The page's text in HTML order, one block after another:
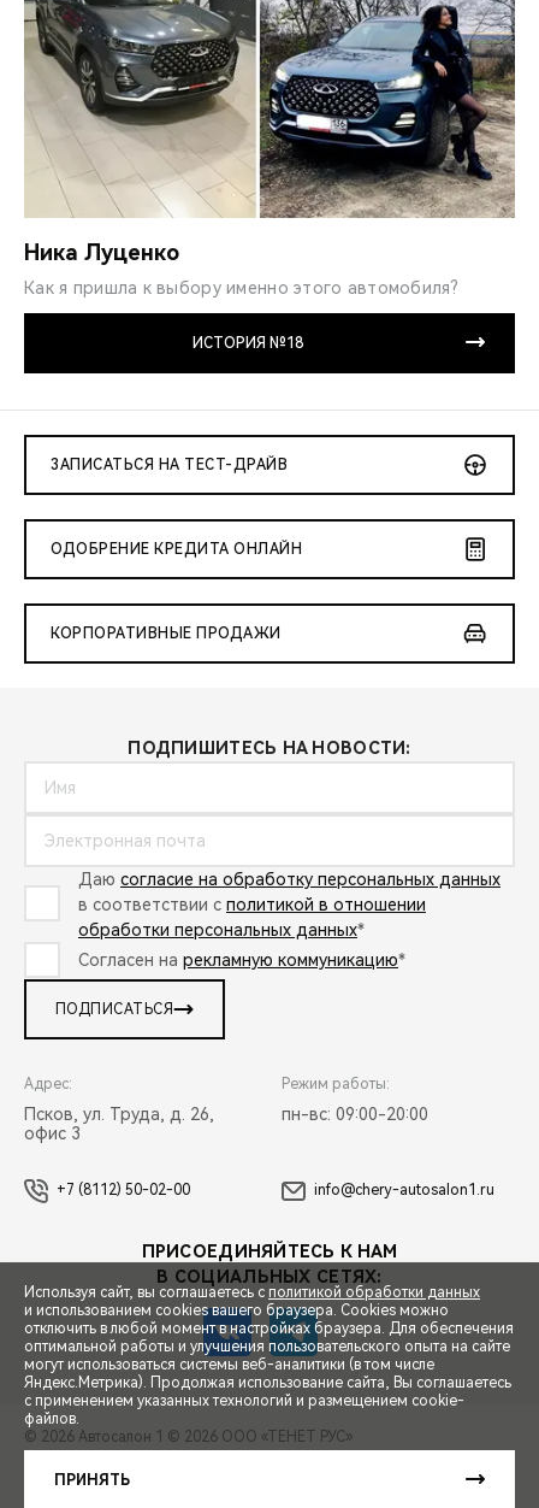
СПЕЦПРЕДЛОЖЕНИЯ
ЗАПИСЬ НА ТЕСТ-ДРАЙВ
Ника Луценко
Как я пришла к выбору именно этого автомобиля?
ИСТОРИЯ №18
ЗАПИСАТЬСЯ НА ТЕСТ-ДРАЙВ
ОДОБРЕНИЕ КРЕДИТА ОНЛАЙН
КОРПОРАТИВНЫЕ ПРОДАЖИ
ПОДПИШИТЕСЬ НА НОВОСТИ:
Даю согласие на обработку персональных данных
в соответствии с политикой в отношении
обработки персональных данных*
Согласен на рекламную коммуникацию*
ПОДПИСАТЬСЯ
Адрес:
Псков, ул. Труда, д. 26,
офис 3
Режим работы:
пн-вс: 09:00-20:00
+7 (8112) 50-02-00 info@chery-autosalon1.ru
ПРИСОЕДИНЯЙТЕСЬ К НАМ
В СОЦИАЛЬНЫХ СЕТЯХ:
© 2026 Автосалон 1 © 2026 ООО «ТЕНЕТ РУС»
Сделано в ПЕРКС
Используя сайт, вы соглашаетесь с политикой обработки данных
и использованием cookies вашего браузера. Cookies можно
отключить в любой момент в настройках браузера. Для обеспечения
оптимальной работы и улучшения пользовательского опыта на сайте
могут использоваться системы веб-аналитики (в том числе
Яндекс.Метрика). Продолжая использование сайта, Вы соглашаетесь
с применением указанных технологий и размещением cookie-
файлов.
ПРИНЯТЬ